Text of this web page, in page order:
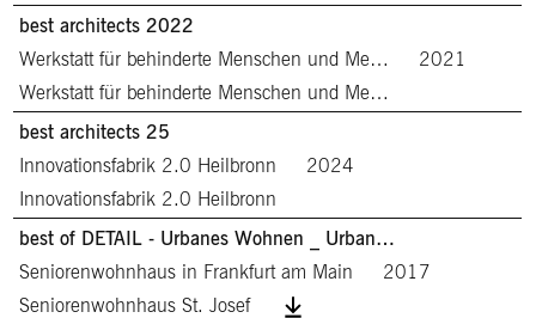
best architects 2022
Werkstatt für behinderte Menschen und Me…
2021
Werkstatt für behinderte Menschen und Me…
best architects 25
Innovationsfabrik 2.0 Heilbronn
2024
Innovationsfabrik 2.0 Heilbronn
best of DETAIL - Urbanes Wohnen _ Urban…
Seniorenwohnhaus in Frankfurt am Main
2017
Seniorenwohnhaus St. Josef